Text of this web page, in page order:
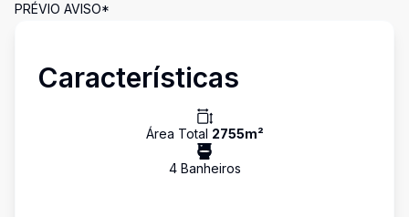
PRÉVIO AVISO*
Características
Área Total 2755m²
4Banheiros